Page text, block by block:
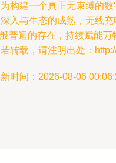
构建一个真正无束缚的
入与生态的成熟，无线
普遍的存在，持续赋能万
转载，请注明出处：
时间：2026-08-06